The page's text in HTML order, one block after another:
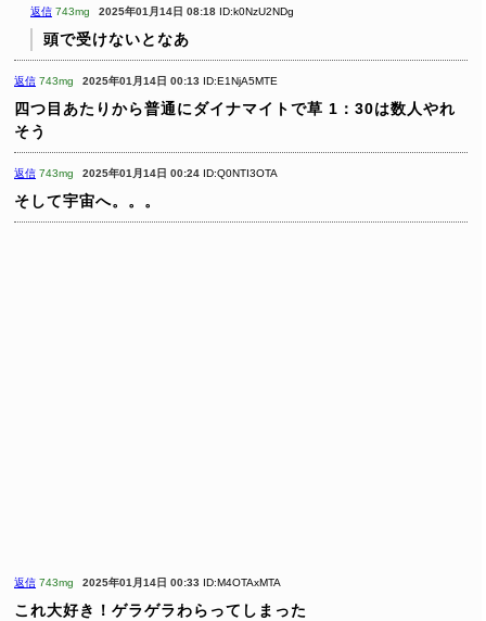
返信 743mg 2025年01月14日 08:18 ID:k0NzU2NDg
頭で受けないとなあ
返信 743mg 2025年01月14日 00:13 ID:E1NjA5MTE
四つ目あたりから普通にダイナマイトで草 1：30は数人やれ
そう
返信 743mg 2025年01月14日 00:24 ID:Q0NTI3OTA
そして宇宙へ。。。
返信 743mg 2025年01月14日 00:33 ID:M4OTAxMTA
これ大好き！ゲラゲラわらってしまった